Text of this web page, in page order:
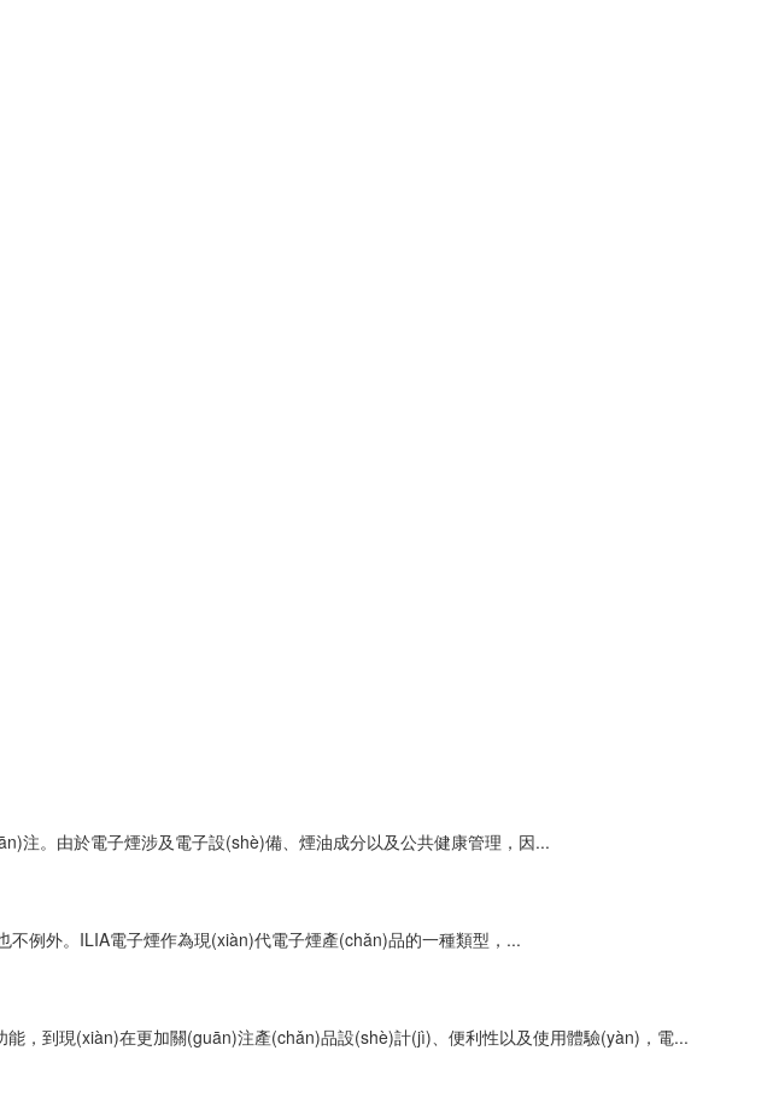
注。由於電子煙涉及電子設(shè)備、煙油成分以及公共健康管理，因...
例外。ILIA電子煙作為現(xiàn)代電子煙產(chǎn)品的一種類型，...
，到現(xiàn)在更加關(guān)注產(chǎn)品設(shè)計(jì)、便利性以及使用體驗(yàn)，電...